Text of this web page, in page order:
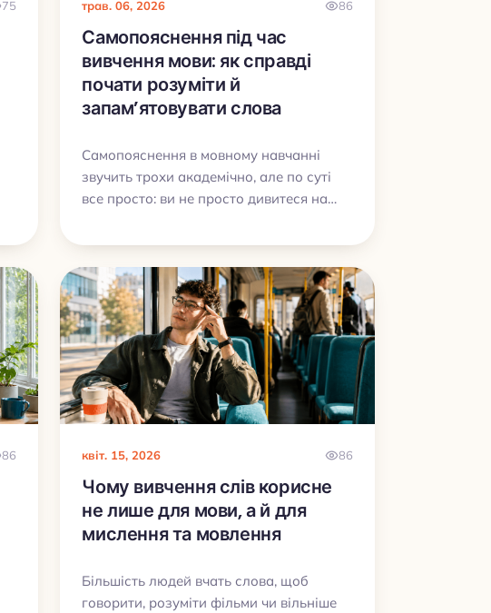
75 трав. 06, 2026 86
Самопояснення під час
вивчення мови: як справді
почати розуміти й
запам’ятовувати слова
Самопояснення в мовному навчанні
звучить трохи академічно, але по суті
все просто: ви не просто дивитеся на
собі, що воно означає, чому вжите саме
тут і як працює в реальному реченні.
Саме це допомагає перейти від “я
впізнаю” до “я можу сам це
використати”.
86 квіт. 15, 2026 86
Чому вивчення слів корисне
не лише для мови, а й для
мислення та мовлення
Більшість людей вчать слова, щоб
говорити, розуміти фільми чи вільніше